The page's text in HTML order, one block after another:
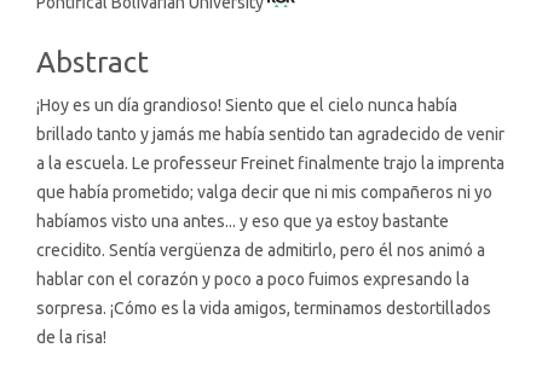
Article
Abstract
¡Hoy es un día grandioso! Siento que el cielo nunca había
brillado tanto y jamás me había sentido tan agradecido de venir
a la escuela. Le professeur Freinet finalmente trajo la imprenta
que había prometido; valga decir que ni mis compañeros ni yo
habíamos visto una antes... y eso que ya estoy bastante
crecidito. Sentía vergüenza de admitirlo, pero él nos animó a
hablar con el corazón y poco a poco fuimos expresando la
sorpresa. ¡Cómo es la vida amigos, terminamos destortillados
de la risa!